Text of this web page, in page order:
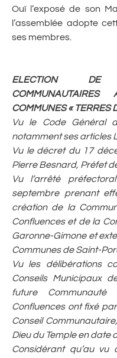
Ouï l’exposé de son
l’assemblée adopte
ses membres.
ELECTION DE
COMMUNES « TERRES
Vu le Code Général
notamment ses articles
Vu le décret du 17
Pierre Besnard, Préfet
Vu l’arrêté
septembre prenant
création de la
Confluences et de la
Garonne-Gimone et
Communes de Saint-
Vu les délibérations
Conseils Municipaux
future
Confluences ont fixé
Conseil
Dieu du Temple en date
Considérant qu’au vu